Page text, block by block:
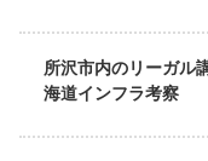
所沢市内のリーガル
海道インフラ考察